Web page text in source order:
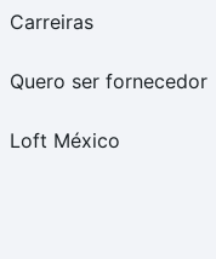
Carreiras
Quero ser fornecedor
Loft México